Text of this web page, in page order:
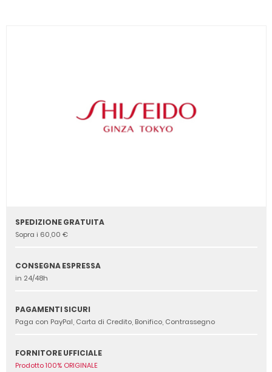
SPEDIZIONE GRATUITA
Sopra i 60,00 €
CONSEGNA ESPRESSA
in 24/48h
PAGAMENTI SICURI
Paga con PayPal, Carta di Credito, Bonifico, Contrassegno
FORNITORE UFFICIALE
Prodotto 100% ORIGINALE